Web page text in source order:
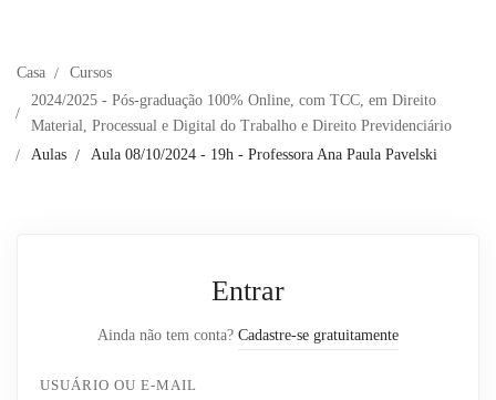
Casa
Cursos
2024/2025 - Pós-graduação 100% Online, com TCC, em Direito
Material, Processual e Digital do Trabalho e Direito Previdenciário
Aulas
Aula 08/10/2024 - 19h - Professora Ana Paula Pavelski
Entrar
Ainda não tem conta? Cadastre-se gratuitamente
USUÁRIO OU E-MAIL